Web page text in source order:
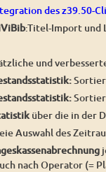
des z39.50-
:Titel-Import und
und
über die in der
Auswahl des
nach Operator (=